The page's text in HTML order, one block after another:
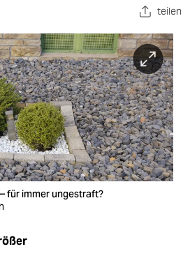
teilen
für immer ungestraft?